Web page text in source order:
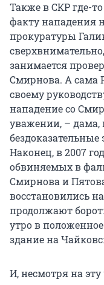
Также в СКР где-
факту нападения
прокуратуры
занимается
Смирнова. А сама
своему
нападение со
уважении, – дама,
Наконец, в 2007
обвиняемых в
Смирнова и
восстановились
продолжают
утро в
здание на
И, несмотря на